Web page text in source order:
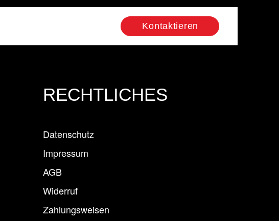
Kontaktieren
RECHTLICHES
Datenschutz
Impressum
AGB
Widerruf
Zahlungsweisen